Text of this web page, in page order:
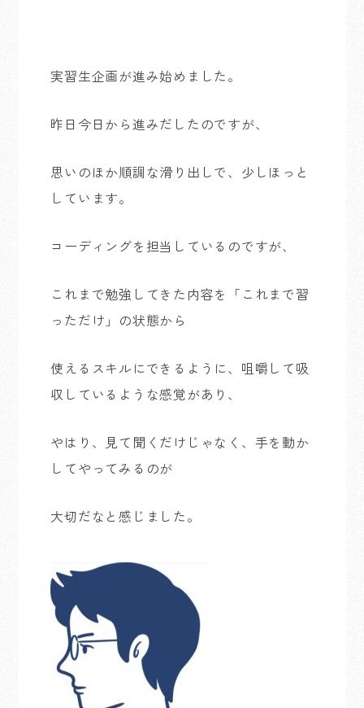
実習生企画が進み始めました。
昨日今日から進みだしたのですが、
思いのほか順調な滑り出しで、少しほっと
しています。
コーディングを担当しているのですが、
これまで勉強してきた内容を「これまで習
っただけ」の状態から
使えるスキルにできるように、咀嚼して吸
収しているような感覚があり、
やはり、見て聞くだけじゃなく、手を動か
してやってみるのが
大切だなと感じました。